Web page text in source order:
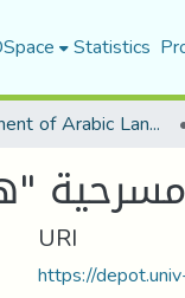
Statistics
Department of Arabic Language and Literature
URI
https://